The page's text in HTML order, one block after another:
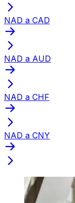
NAD a CAD
NAD a AUD
NAD a CHF
NAD a CNY